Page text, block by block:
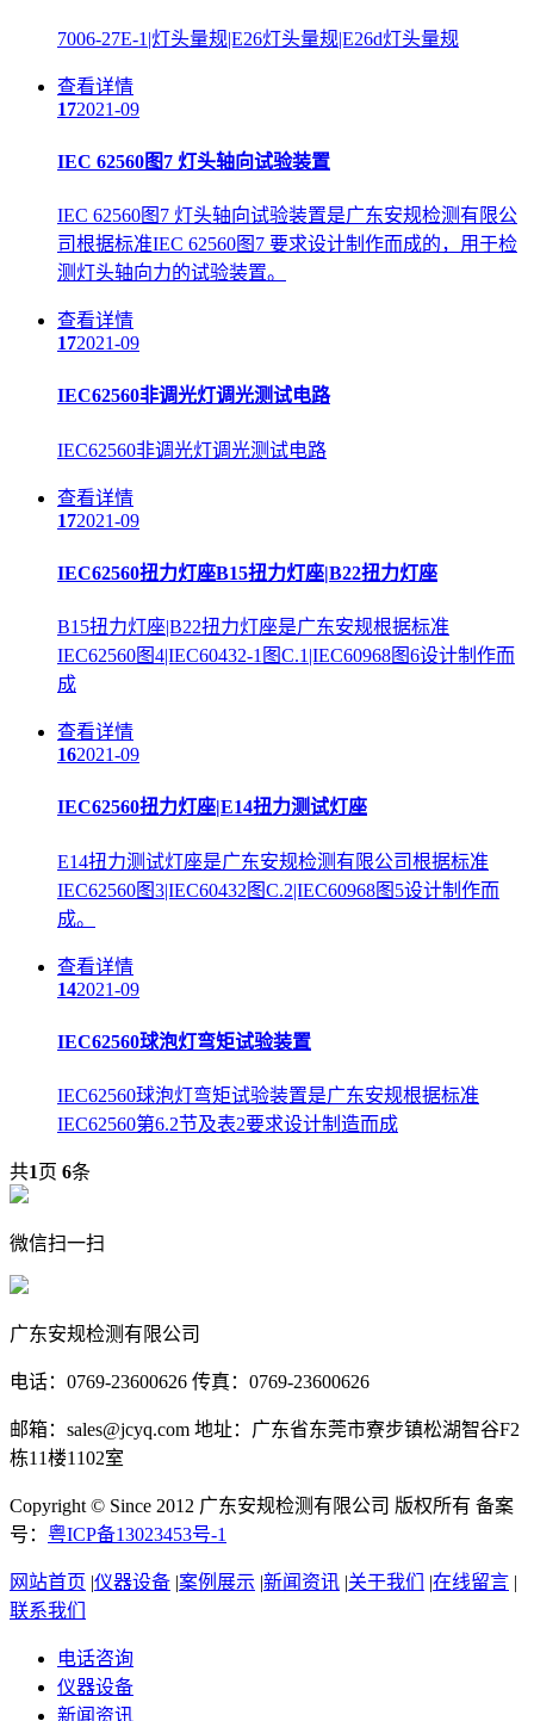
7006-27E-1|灯头量规|E26灯头量规|E26d灯头量规
查看详情
172021-09
IEC 62560图7 灯头轴向试验装置
IEC 62560图7 灯头轴向试验装置是广东安规检测有限公
司根据标准IEC 62560图7 要求设计制作而成的，用于检
测灯头轴向力的试验装置。
查看详情
172021-09
IEC62560非调光灯调光测试电路
IEC62560非调光灯调光测试电路
查看详情
172021-09
IEC62560扭力灯座B15扭力灯座|B22扭力灯座
B15扭力灯座|B22扭力灯座是广东安规根据标准
IEC62560图4|IEC60432-1图C.1|IEC60968图6设计制作而
成
查看详情
162021-09
IEC62560扭力灯座|E14扭力测试灯座
E14扭力测试灯座是广东安规检测有限公司根据标准
IEC62560图3|IEC60432图C.2|IEC60968图5设计制作而
成。
查看详情
142021-09
IEC62560球泡灯弯矩试验装置
IEC62560球泡灯弯矩试验装置是广东安规根据标准
IEC62560第6.2节及表2要求设计制造而成
共1页 6条
微信扫一扫
广东安规检测有限公司
电话：0769-23600626 传真：0769-23600626
邮箱：sales@jcyq.com 地址：广东省东莞市寮步镇松湖智谷F2
栋11楼1102室
Copyright © Since 2012 广东安规检测有限公司 版权所有 备案
号： 粤ICP备13023453号-1
网站首页 |仪器设备 |案例展示 |新闻资讯 |关于我们 |在线留言 |
联系我们
电话咨询
仪器设备
新闻资讯